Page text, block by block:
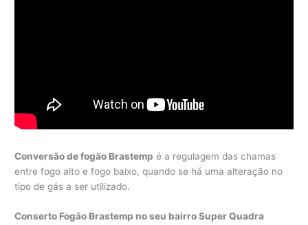
Conversão de fogão Brastemp é a regulagem das chamas
entre fogo alto e fogo baixo, quando se há uma alteração no
tipo de gás a ser utilizado.
Conserto Fogão Brastemp no seu bairro Super Quadra